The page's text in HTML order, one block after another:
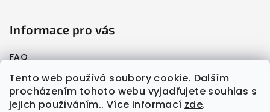
Tento web používá soubory cookie. Dalším
procházením tohoto webu vyjadřujete souhlas s
jejich používáním.. Více informací zde.
Informace pro vás
FAQ
Jak nakupovat
Moje objednávka
Doprava a platba